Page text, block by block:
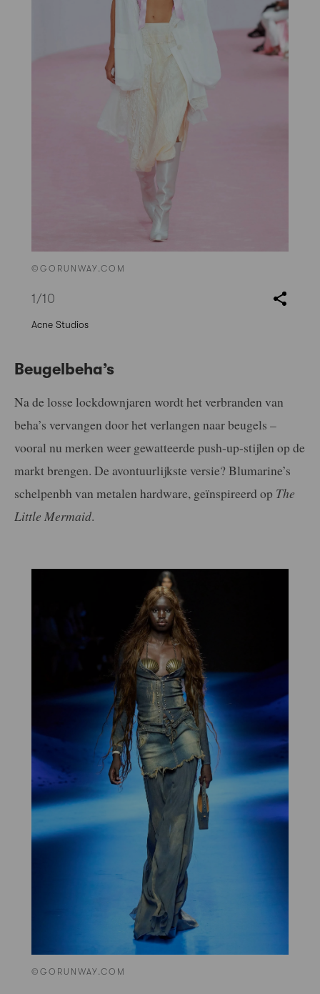
©GORUNWAY.COM
1/10
Acne Studios
Beugelbeha’s
Na de losse lockdownjaren wordt het verbranden van
beha’s vervangen door het verlangen naar beugels –
vooral nu merken weer gewatteerde push-up-stijlen op de
markt brengen. De avontuurlijkste versie? Blumarine’s
schelpenbh van metalen hardware, geïnspireerd op The
Little Mermaid.
©GORUNWAY.COM